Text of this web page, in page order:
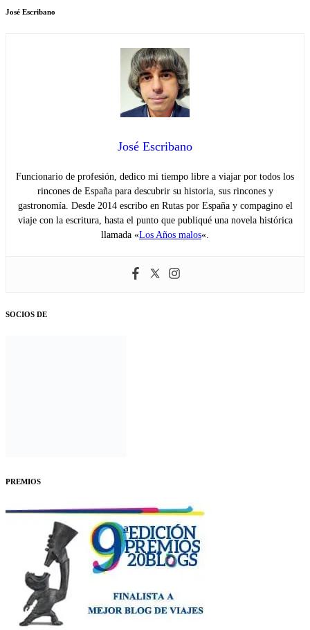
José Escribano
José Escribano
Funcionario de profesión, dedico mi tiempo libre a viajar por todos los
rincones de España para descubrir su historia, sus rincones y
gastronomía. Desde 2014 escribo en Rutas por España y compagino el
viaje con la escritura, hasta el punto que publiqué una novela histórica
llamada «Los Años malos«.
SOCIOS DE
PREMIOS